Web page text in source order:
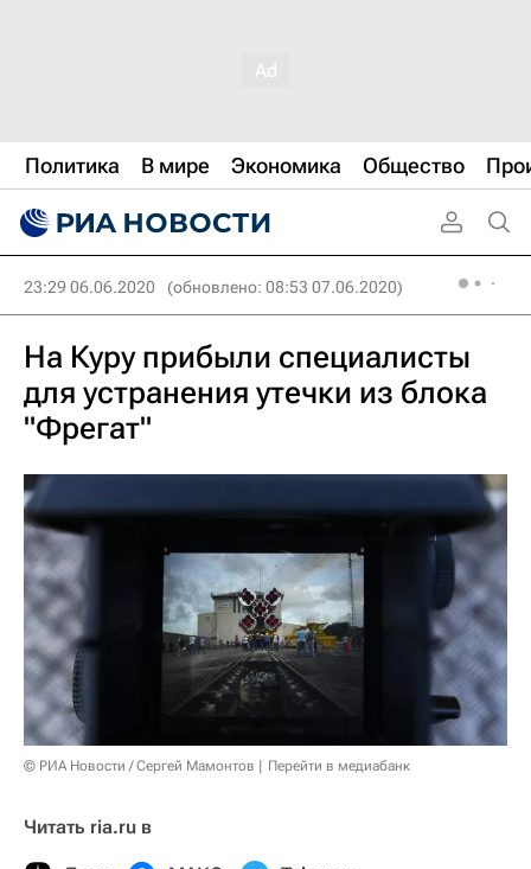
Политика В мире Экономика Общество
23:29 06.06.2020 (обновлено: 08:53 07.06.2020)
На Куру прибыли специалисты
для устранения утечки из блока
"Фрегат"
© РИА Новости / Сергей Мамонтов Перейти в медиабанк
Читать ria.ru в